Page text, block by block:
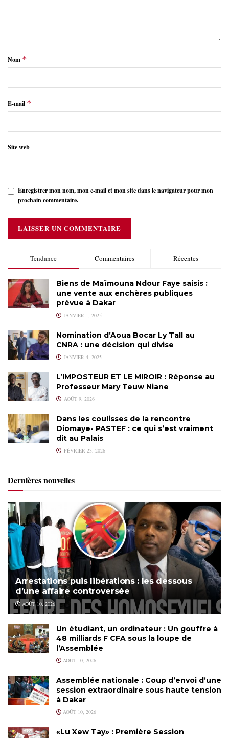
Nom *
E-mail *
Site web
Enregistrer mon nom, mon e-mail et mon site dans le navigateur pour mon
prochain commentaire.
Tendance Commentaires Récentes
Biens de Maïmouna Ndour Faye saisis :
une vente aux enchères publiques
prévue à Dakar
JANVIER 1, 2025
Nomination d’Aoua Bocar Ly Tall au
CNRA : une décision qui divise
JANVIER 4, 2025
L’IMPOSTEUR ET LE MIROIR : Réponse au
Professeur Mary Teuw Niane
AOÛT 9, 2026
Dans les coulisses de la rencontre
Diomaye- PASTEF : ce qui s’est vraiment
dit au Palais
FÉVRIER 23, 2026
Dernières nouvelles
Arrestations puis libérations : les dessous
d’une affaire controversée
AOÛT 10, 2026
Un étudiant, un ordinateur : Un gouffre à
48 milliards F CFA sous la loupe de
l’Assemblée
AOÛT 10, 2026
Assemblée nationale : Coup d’envoi d’une
session extraordinaire sous haute tension
à Dakar
AOÛT 10, 2026
«Lu Xew Tay» : Première Session